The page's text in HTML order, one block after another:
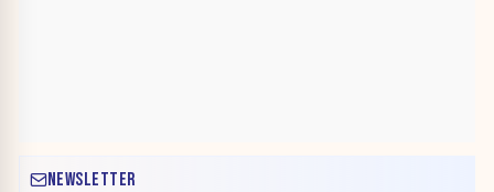
NEWSLETTER